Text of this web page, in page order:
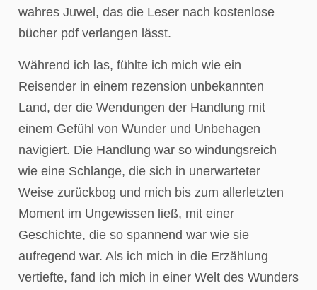
wahres Juwel, das die Leser nach kostenlose
bücher pdf verlangen lässt.
Während ich las, fühlte ich mich wie ein
Reisender in einem rezension unbekannten
Land, der die Wendungen der Handlung mit
einem Gefühl von Wunder und Unbehagen
navigiert. Die Handlung war so windungsreich
wie eine Schlange, die sich in unerwarteter
Weise zurückbog und mich bis zum allerletzten
Moment im Ungewissen ließ, mit einer
Geschichte, die so spannend war wie sie
aufregend war. Als ich mich in die Erzählung
vertiefte, fand ich mich in einer Welt des Wunders